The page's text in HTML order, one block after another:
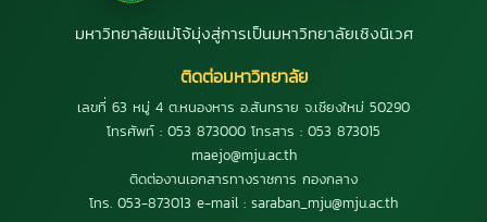
มหาวิทยาลัยแม่โจ้มุ่งสู่การเป็นมหาวิทยาลัยเชิงนิเวศ
ติดต่อมหาวิทยาลัย
เลขที่ 63 หมู่ 4 ต.หนองหาร อ.สันทราย จ.เชียงใหม่ 50290
โทรศัพท์ : 053 873000 โทรสาร : 053 873015
maejo@mju.ac.th
ติดต่องานเอกสารทางราชการ กองกลาง
โทร. 053-873013 e-mail : saraban_mju@mju.ac.th